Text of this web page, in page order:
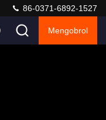
86-0371-6892-1527
Mengobrol